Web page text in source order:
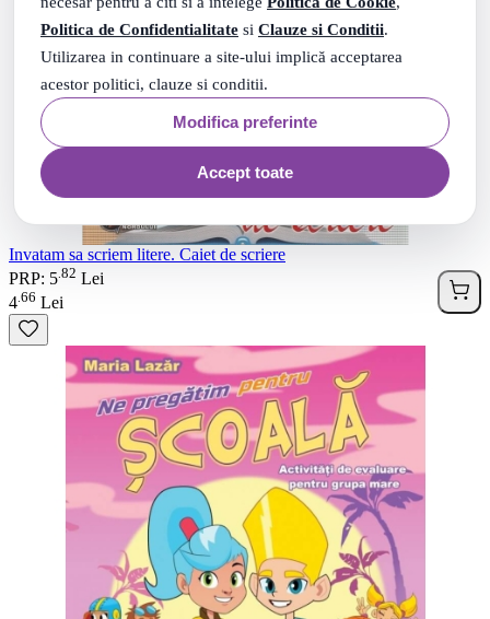
Politica de Confidentialitate si Clauze si Conditii.
Utilizarea in continuare a site-ului implică acceptarea
acestor politici, clauze si conditii.
Modifica preferinte
Accept toate
Invatam sa scriem litere. Caiet de scriere
PRP: 5 82 Lei
4 66 Lei